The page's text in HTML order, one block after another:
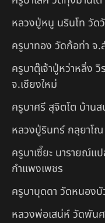
หลวงปู่หนู นรินโท วัด
ครูบาทอง วัดก้อท่า จ.
ครูบาตุ๊เจ้าปู่หว่าหลิ่ง วิ
จ.เชียงใหม่
ครูบาศรี สุจิตโต บ้าน
หลวงปู่รินทร์ กลฺยาโ
ครูบาเซี๊ยะ นารายณ์แ
กำแพงเพชร
ครูบาบุดดา วัดหนอง
หลวงพ่อเสน่ห์ วัดพัน